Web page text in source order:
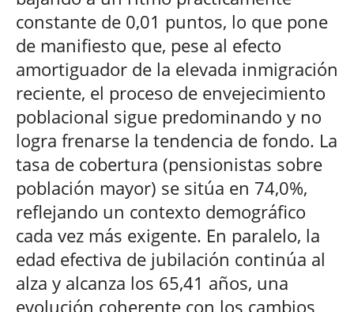
constante de 0,01 puntos, lo que pone
de manifiesto que, pese al efecto
amortiguador de la elevada inmigración
reciente, el proceso de envejecimiento
poblacional sigue predominando y no
logra frenarse la tendencia de fondo. La
tasa de cobertura (pensionistas sobre
población mayor) se sitúa en 74,0%,
reflejando un contexto demográfico
cada vez más exigente. En paralelo, la
edad efectiva de jubilación continúa al
alza y alcanza los 65,41 años, una
evolución coherente con los cambios